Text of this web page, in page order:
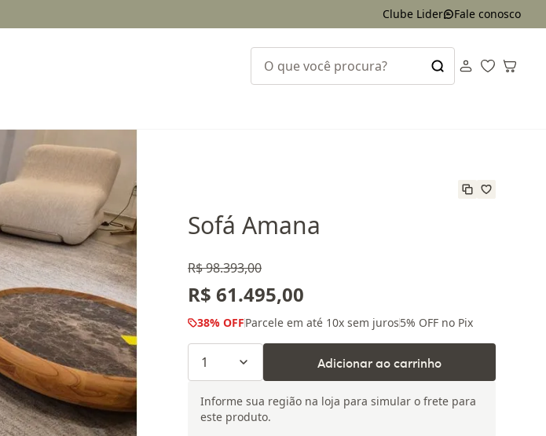
Clube Lider Fale conosco
Sofá Amana
R$ 98.393,00
R$ 61.495,00
38% OFFParcele em até 10x sem juros5% OFF no Pix
1 Adicionar ao carrinho
Informe sua região na loja para simular o frete para
este produto.